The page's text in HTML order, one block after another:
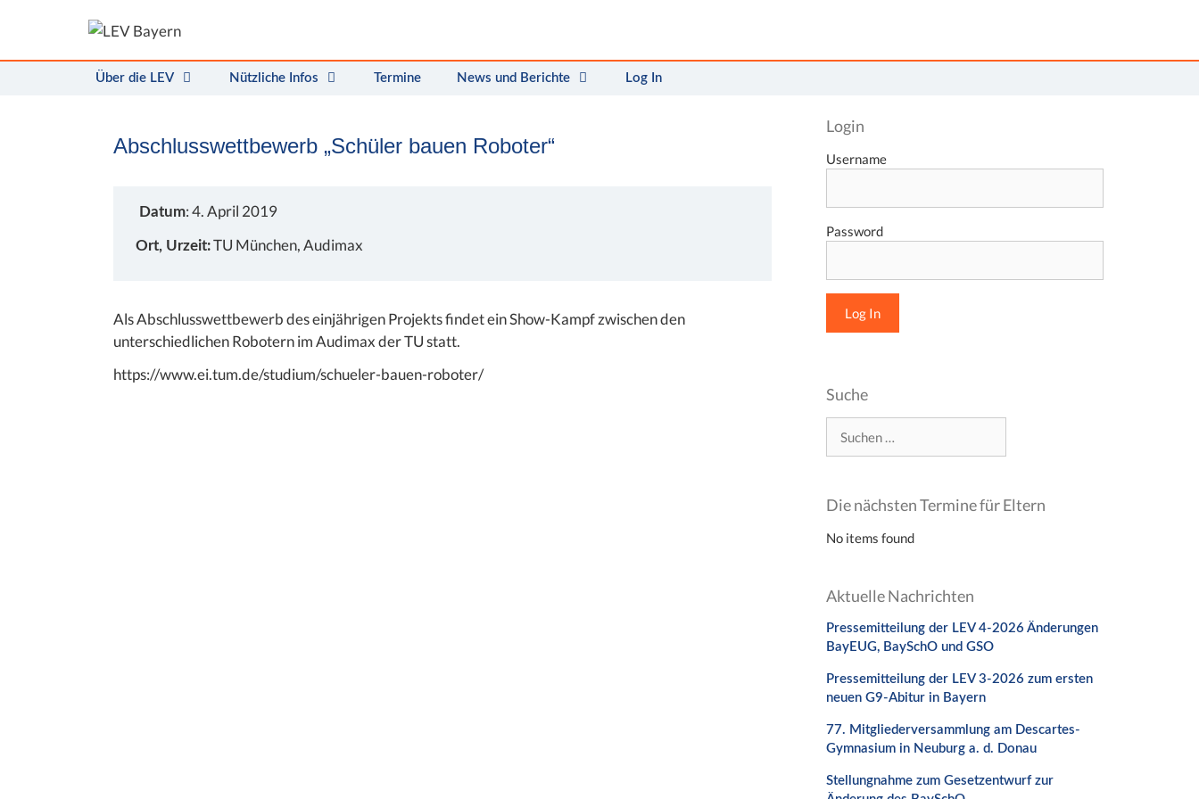
Über die LEV Nützliche Infos Termine News und Berichte Log In
Abschlusswettbewerb „Schüler bauen Roboter“
Datum: 4. April 2019
Ort, Urzeit:TU München, Audimax
Als Abschlusswettbewerb des einjährigen Projekts findet ein Show-Kampf zwischen den
unterschiedlichen Robotern im Audimax der TU statt.
https://www.ei.tum.de/studium/schueler-bauen-roboter/
Login
Username
Password
Suche
nach:
Die nächsten Termine für Eltern
No items found
Aktuelle Nachrichten
Pressemitteilung der LEV 4-2026 Änderungen
BayEUG, BaySchO und GSO
Pressemitteilung der LEV 3-2026 zum ersten
neuen G9-Abitur in Bayern
77. Mitgliederversammlung am Descartes-
Gymnasium in Neuburg a. d. Donau
Stellungnahme zum Gesetzentwurf zur